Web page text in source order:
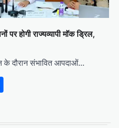
होगी राज्यव्यापी मॉक ड्रिल,
दौरान संभावित आपदाओं…